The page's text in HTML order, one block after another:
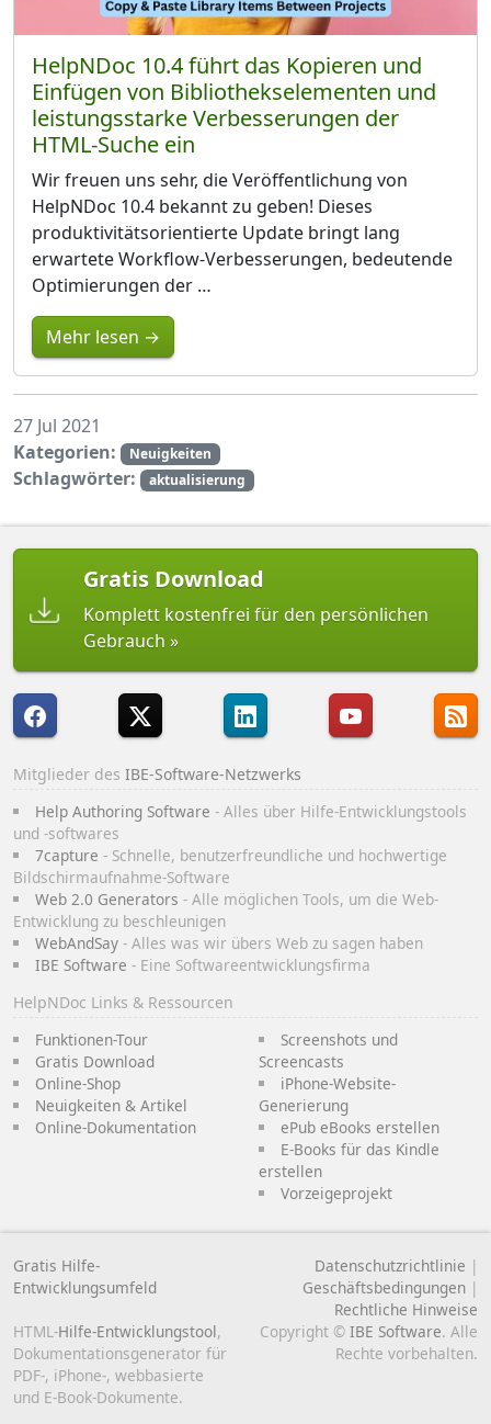
HelpNDoc 10.4 führt das Kopieren und
Einfügen von Bibliothekselementen und
leistungsstarke Verbesserungen der
HTML-Suche ein
Wir freuen uns sehr, die Veröffentlichung von
HelpNDoc 10.4 bekannt zu geben! Dieses
produktivitätsorientierte Update bringt lang
erwartete Workflow-Verbesserungen, bedeutende
Optimierungen der …
Mehr lesen →
27 Jul 2021
Kategorien:
Neuigkeiten
Schlagwörter: aktualisierung
Gratis Download
Komplett kostenfrei für den persönlichen
Gebrauch
Mitglieder des IBE-Software-Netzwerks
Help Authoring Software - Alles über Hilfe-Entwicklungstools
und -softwares
7capture - Schnelle, benutzerfreundliche und hochwertige
Bildschirmaufnahme-Software
Web 2.0 Generators - Alle möglichen Tools, um die Web-
Entwicklung zu beschleunigen
WebAndSay- Alles was wir übers Web zu sagen haben
IBE Software - Eine Softwareentwicklungsfirma
HelpNDoc Links & Ressourcen
Funktionen-Tour
Gratis Download
Online-Shop
Neuigkeiten & Artikel
Online-Dokumentation
Screenshots und
Screencasts
iPhone-Website-
Generierung
ePub eBooks erstellen
E-Books für das Kindle
erstellen
Vorzeigeprojekt
Gratis Hilfe-
Entwicklungsumfeld
Datenschutzrichtlinie |
Geschäftsbedingungen |
Rechtliche Hinweise
HTML-Hilfe-Entwicklungstool,
Dokumentationsgenerator für
PDF-, iPhone-, webbasierte
und E-Book-Dokumente.
Copyright © IBE Software. Alle
Rechte vorbehalten.